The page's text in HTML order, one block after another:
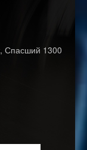
Спасший 1300